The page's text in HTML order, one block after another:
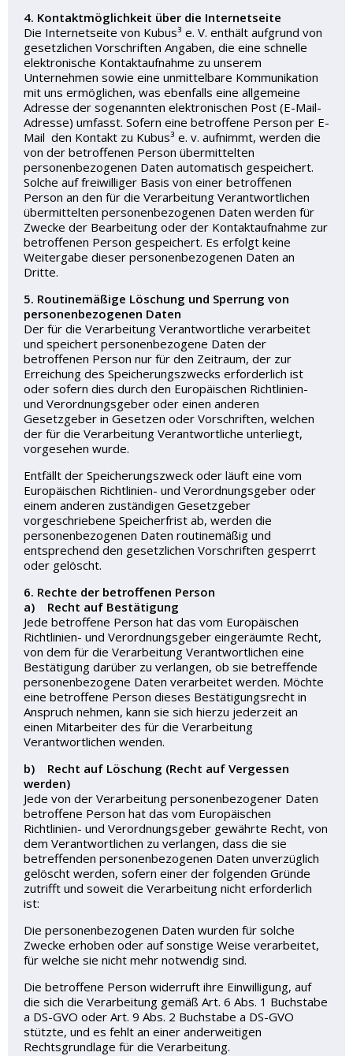
4. Kontaktmöglichkeit über die Internetseite
Die Internetseite von Kubus³ e. V. enthält aufgrund von
gesetzlichen Vorschriften Angaben, die eine schnelle
elektronische Kontaktaufnahme zu unserem
Unternehmen sowie eine unmittelbare Kommunikation
mit uns ermöglichen, was ebenfalls eine allgemeine
Adresse der sogenannten elektronischen Post (E-Mail-
Adresse) umfasst. Sofern eine betroffene Person per E-
Mail den Kontakt zu Kubus³ e. v. aufnimmt, werden die
von der betroffenen Person übermittelten
personenbezogenen Daten automatisch gespeichert.
Solche auf freiwilliger Basis von einer betroffenen
Person an den für die Verarbeitung Verantwortlichen
übermittelten personenbezogenen Daten werden für
Zwecke der Bearbeitung oder der Kontaktaufnahme zur
betroffenen Person gespeichert. Es erfolgt keine
Weitergabe dieser personenbezogenen Daten an
Dritte.
5. Routinemäßige Löschung und Sperrung von
personenbezogenen Daten
Der für die Verarbeitung Verantwortliche verarbeitet
und speichert personenbezogene Daten der
betroffenen Person nur für den Zeitraum, der zur
Erreichung des Speicherungszwecks erforderlich ist
oder sofern dies durch den Europäischen Richtlinien-
und Verordnungsgeber oder einen anderen
Gesetzgeber in Gesetzen oder Vorschriften, welchen
der für die Verarbeitung Verantwortliche unterliegt,
vorgesehen wurde.
Entfällt der Speicherungszweck oder läuft eine vom
Europäischen Richtlinien- und Verordnungsgeber oder
einem anderen zuständigen Gesetzgeber
vorgeschriebene Speicherfrist ab, werden die
personenbezogenen Daten routinemäßig und
entsprechend den gesetzlichen Vorschriften gesperrt
oder gelöscht.
6. Rechte der betroffenen Person
a) Recht auf Bestätigung
Jede betroffene Person hat das vom Europäischen
Richtlinien- und Verordnungsgeber eingeräumte Recht,
von dem für die Verarbeitung Verantwortlichen eine
Bestätigung darüber zu verlangen, ob sie betreffende
personenbezogene Daten verarbeitet werden. Möchte
eine betroffene Person dieses Bestätigungsrecht in
Anspruch nehmen, kann sie sich hierzu jederzeit an
einen Mitarbeiter des für die Verarbeitung
Verantwortlichen wenden.
b) Recht auf Löschung (Recht auf Vergessen
werden)
Jede von der Verarbeitung personenbezogener Daten
betroffene Person hat das vom Europäischen
Richtlinien- und Verordnungsgeber gewährte Recht, von
dem Verantwortlichen zu verlangen, dass die sie
betreffenden personenbezogenen Daten unverzüglich
gelöscht werden, sofern einer der folgenden Gründe
zutrifft und soweit die Verarbeitung nicht erforderlich
ist:
Die personenbezogenen Daten wurden für solche
Zwecke erhoben oder auf sonstige Weise verarbeitet,
für welche sie nicht mehr notwendig sind.
Die betroffene Person widerruft ihre Einwilligung, auf
die sich die Verarbeitung gemäß Art. 6 Abs. 1 Buchstabe
a DS-GVO oder Art. 9 Abs. 2 Buchstabe a DS-GVO
stützte, und es fehlt an einer anderweitigen
Rechtsgrundlage für die Verarbeitung.